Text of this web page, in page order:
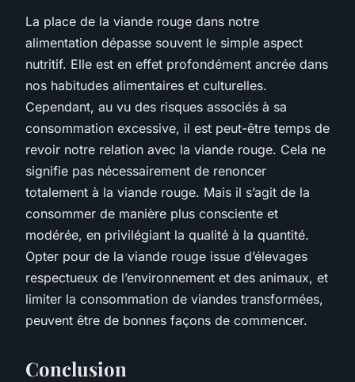
La place de la viande rouge dans notre
alimentation dépasse souvent le simple aspect
nutritif. Elle est en effet profondément ancrée dans
nos habitudes alimentaires et culturelles.
Cependant, au vu des risques associés à sa
consommation excessive, il est peut-être temps de
revoir notre relation avec la viande rouge. Cela ne
signifie pas nécessairement de renoncer
totalement à la viande rouge. Mais il s’agit de la
consommer de manière plus consciente et
modérée, en privilégiant la qualité à la quantité.
Opter pour de la viande rouge issue d’élevages
respectueux de l’environnement et des animaux, et
limiter la consommation de viandes transformées,
peuvent être de bonnes façons de commencer.
Conclusion